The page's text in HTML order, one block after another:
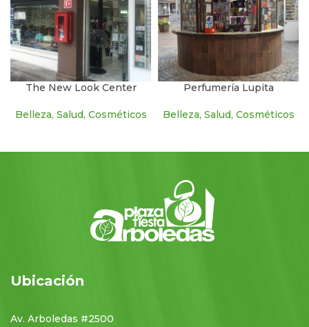
The New Look Center
Belleza, Salud, Cosméticos
Perfumería Lupita
Belleza, Salud, Cosméticos
Ubicación
Av. Arboledas #2500